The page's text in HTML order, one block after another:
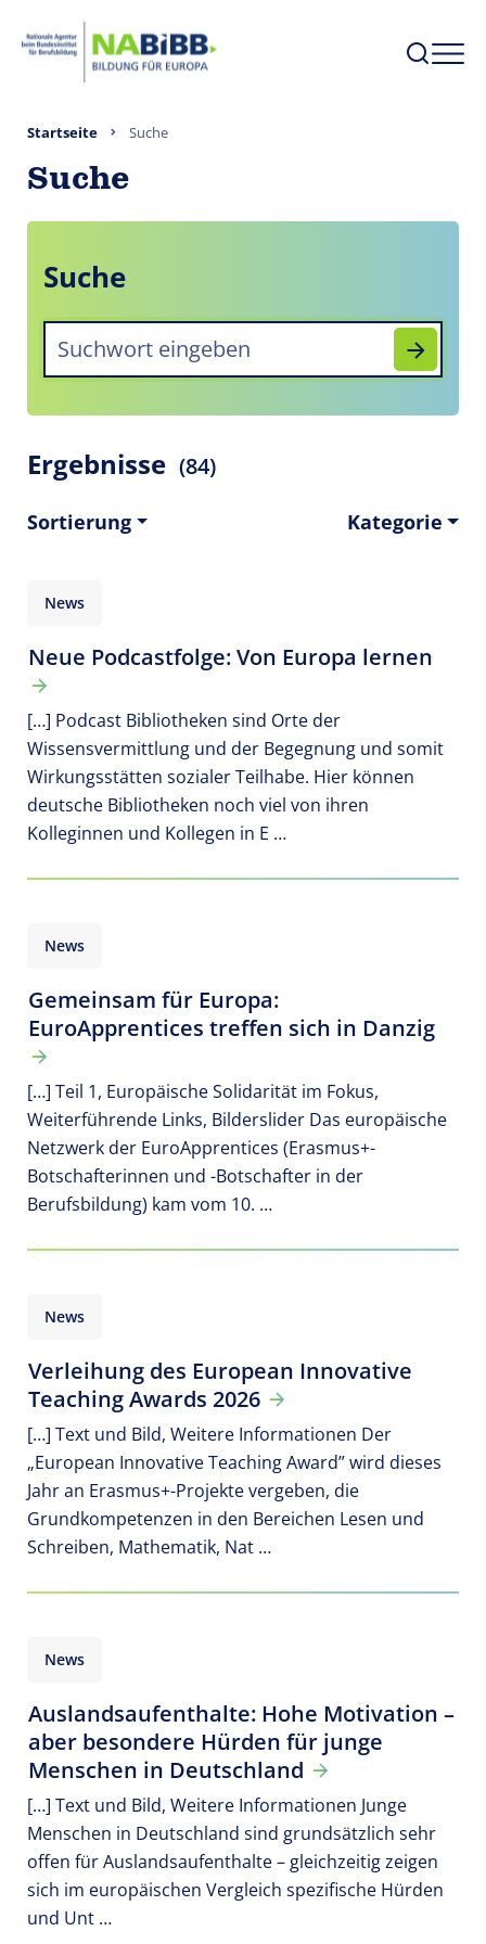
Startseite Suche
Suche
Suche
Ergebnisse (84)
Sortierung Kategorie
News
Neue Podcastfolge: Von Europa lernen
[…] Podcast Bibliotheken sind Orte der
Wissensvermittlung und der Begegnung und somit
Wirkungsstätten sozialer Teilhabe. Hier können
deutsche Bibliotheken noch viel von ihren
Kolleginnen und Kollegen in E …
News
Gemeinsam für Europa:
EuroApprentices treffen sich in Danzig
[…] Teil 1, Europäische Solidarität im Fokus,
Weiterführende Links, Bilderslider Das europäische
Netzwerk der EuroApprentices (Erasmus+-
Botschafterinnen und -Botschafter in der
Berufsbildung) kam vom 10. …
News
Verleihung des European Innovative
Teaching Awards 2026
[…] Text und Bild, Weitere Informationen Der
„European Innovative Teaching Award” wird dieses
Jahr an Erasmus+-Projekte vergeben, die
Grundkompetenzen in den Bereichen Lesen und
Schreiben, Mathematik, Nat …
News
Auslandsaufenthalte: Hohe Motivation –
aber besondere Hürden für junge
Menschen in Deutschland
[…] Text und Bild, Weitere Informationen Junge
Menschen in Deutschland sind grundsätzlich sehr
offen für Auslandsaufenthalte – gleichzeitig zeigen
sich im europäischen Vergleich spezifische Hürden
und Unt …